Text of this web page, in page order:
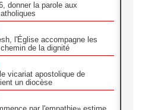
donner la parole aux
l'Église accompagne les
de la dignité
vicariat apostolique de
un diocèse